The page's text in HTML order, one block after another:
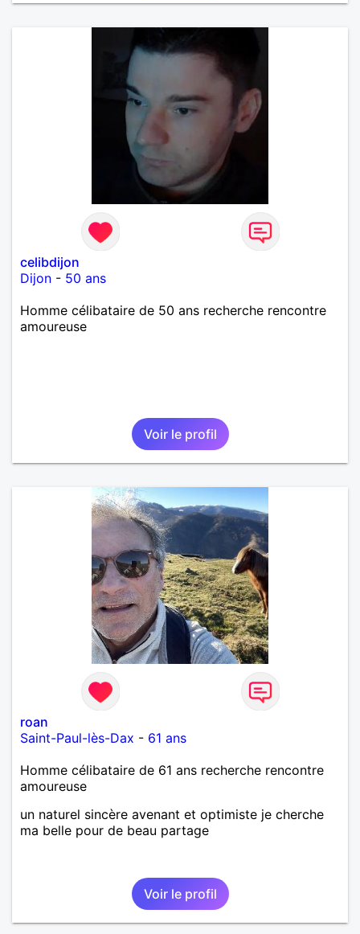
celibdijon
Dijon - 50 ans
Homme célibataire de 50 ans recherche rencontre
amoureuse
Voir le profil
roan
Saint-Paul-lès-Dax - 61 ans
Homme célibataire de 61 ans recherche rencontre
amoureuse
un naturel sincère avenant et optimiste je cherche
ma belle pour de beau partage
Voir le profil